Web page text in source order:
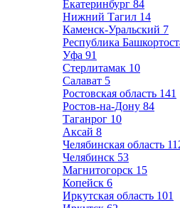
Екатеринбург 84
Нижний Тагил 14
Каменск-Уральский 7
Республика
Уфа 91
Стерлитамак 10
Салават 5
Ростовская область 141
Ростов-на-Дону 84
Таганрог 10
Аксай 8
Челябинская область
Челябинск 53
Магнитогорск 15
Копейск 6
Иркутская область 101